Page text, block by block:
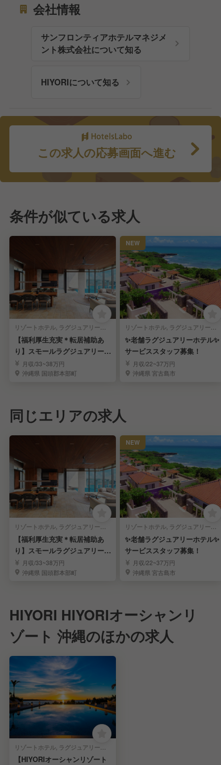
会社情報
サンフロンティアホテルマネジメ
ント株式会社について知る
HIYORIについて知る
この求人の応募画面へ進む
条件が似ている求人
リゾートホテル, ラグジュアリーホテル | 宿泊部門 | 宿泊全般
【福利厚生充実＊転居補助あ
り】スモールラグジュアリーの
サービススタッフ
月収/33~38万円
沖縄県 国頭郡本部町
NEW
リゾートホテル, ラグジュアリーホテル | 宿泊部門 | 宿泊全般
✨️老舗ラグジュアリーホテル✨️
サービススタッフ募集！
月収/22~37万円
沖縄県 宮古島市
同じエリアの求人
リゾートホテル, ラグジュアリーホテル | 宿泊部門 | 宿泊全般
【福利厚生充実＊転居補助あ
り】スモールラグジュアリーの
サービススタッフ
月収/33~38万円
沖縄県 国頭郡本部町
NEW
リゾートホテル, ラグジュアリーホテル | 宿泊部門 | 宿泊全般
✨️老舗ラグジュアリーホテル✨️
サービススタッフ募集！
月収/22~37万円
沖縄県 宮古島市
HIYORI HIYORIオーシャンリ
ゾート 沖縄のほかの求人
リゾートホテル, ラグジュアリーホテル | 宿泊部門 | フロントスタッフ
【HIYORIオーシャンリゾート